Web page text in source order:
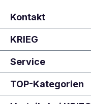
Kontakt
KRIEG
Service
TOP-Kategorien